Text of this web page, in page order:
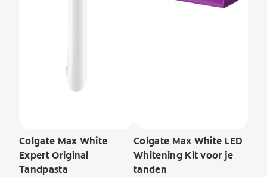
Colgate Max White
Expert Original
Tandpasta
Colgate Max White LED
Whitening Kit voor je
tanden